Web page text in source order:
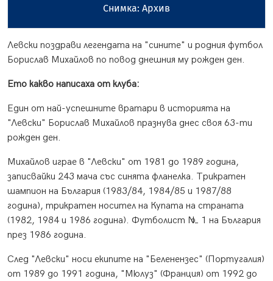
Снимка: Архив
Левски поздрави легендата на "сините" и родния футбол
Борислав Михайлов по повод днешния му рожден ден.
Ето какво написаха от клуба:
Един от най-успешните вратари в историята на
"Левски" Борислав Михайлов празнува днес своя 63-ти
рожден ден.
Михайлов играе в "Левски" от 1981 до 1989 година,
записвайки 243 мача със синята фланелка. Трикратен
шампион на България (1983/84, 1984/85 и 1987/88
година), трикратен носител на Купата на страната
(1982, 1984 и 1986 година). Футболист № 1 на България
през 1986 година.
След "Левски" носи екипите на "Беленензес" (Португалия)
от 1989 до 1991 година, "Мюлуз" (Франция) от 1992 до